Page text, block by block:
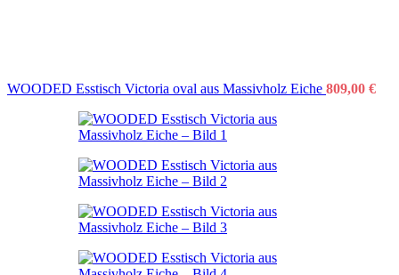
WOODED Esstisch Victoria oval aus Massivholz Eiche 809,00 €